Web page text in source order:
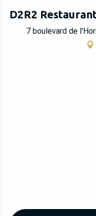
D2R2
7 boulevard de